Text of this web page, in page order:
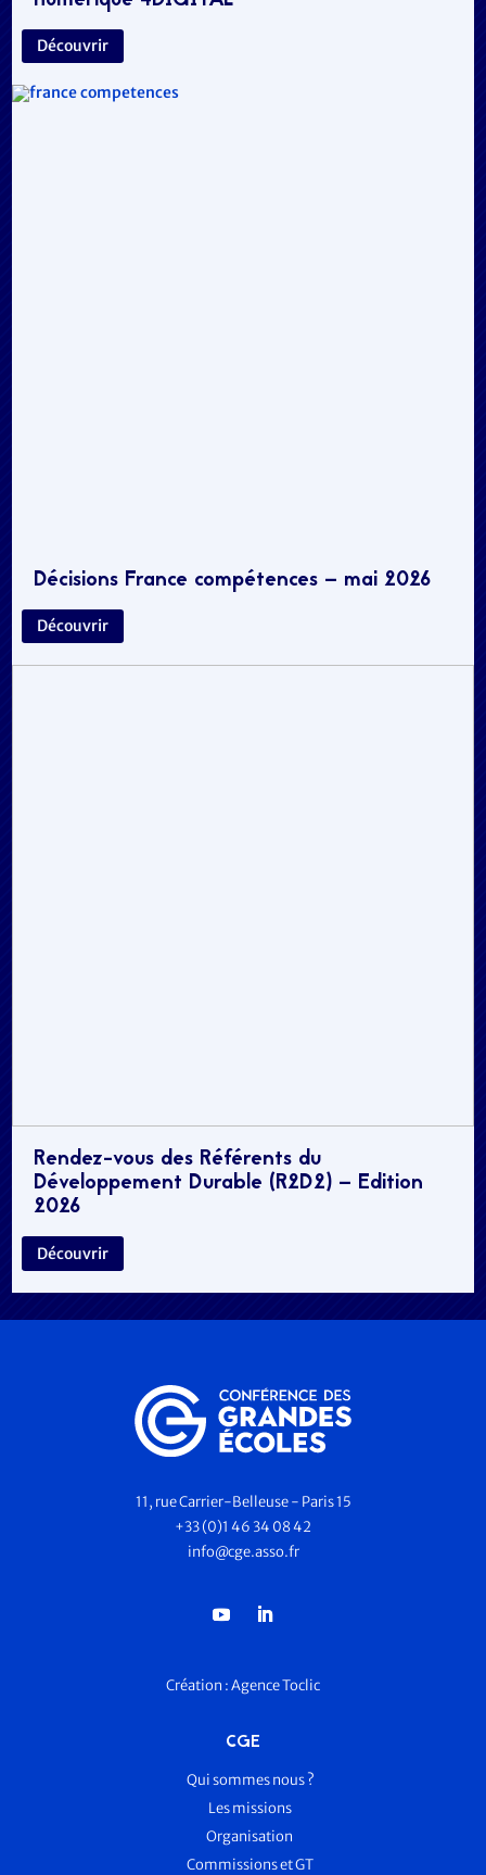
Découvrir
Décisions France compétences – mai 2026
Découvrir
Rendez-vous des Référents du
Développement Durable (R2D2) – Edition
2026
Découvrir
11, rue Carrier-Belleuse - Paris 15
+33 (0)1 46 34 08 42
info@cge.asso.fr
Création :Agence Toclic
CGE
Qui sommes nous ?
Les missions
Organisation
Commissions et GT